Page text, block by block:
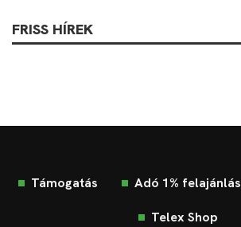
FRISS HÍREK
Támogatás Adó 1% felajánlás
Telex Shop